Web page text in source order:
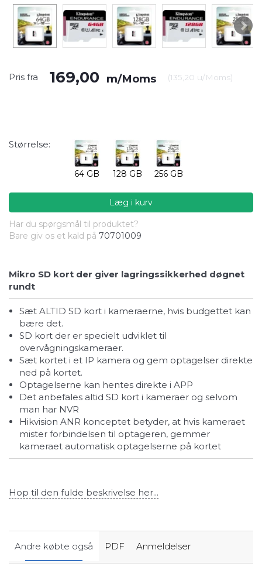
Pris fra 169,00 m/Moms (135,20 u/Moms)
Størrelse:
64 GB 128 GB 256 GB
Læg i kurv
Har du spørgsmål til produktet?
Bare giv os et kald på 70701009
Mikro SD kort der giver lagringssikkerhed døgnet
rundt
Sæt ALTID SD kort i kameraerne, hvis budgettet kan
bære det.
SD kort der er specielt udviklet til
overvågningskameraer.
Sæt kortet i et IP kamera og gem optagelser direkte
ned på kortet.
Optagelserne kan hentes direkte i APP
Det anbefales altid SD kort i kameraer og selvom
man har NVR
Hikvision ANR konceptet betyder, at hvis kameraet
mister forbindelsen til optageren, gemmer
kameraet automatisk optagelserne på kortet
Hop til den fulde beskrivelse her...
Andre købte også PDF Anmeldelser